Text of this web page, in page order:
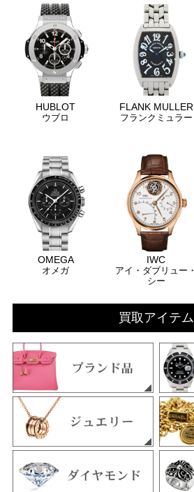
HUBLOT
ウブロ
FLANK MULLER
フランクミュラー
OMEGA
オメガ
IWC
アイ・ダブリュー・
シー
買取アイテム